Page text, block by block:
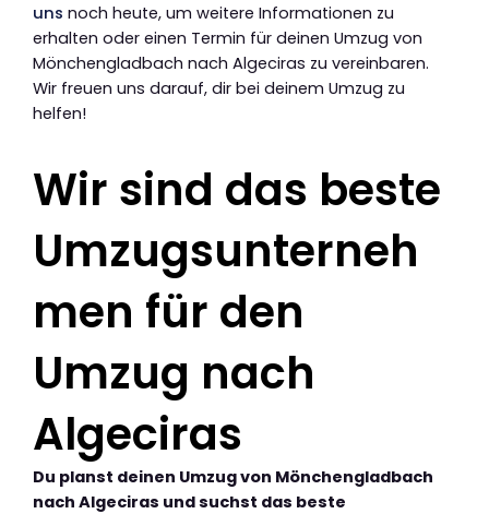
uns noch heute, um weitere Informationen zu
erhalten oder einen Termin für deinen Umzug von
Mönchengladbach nach Algeciras zu vereinbaren.
Wir freuen uns darauf, dir bei deinem Umzug zu
helfen!
Wir sind das beste
Umzugsunterneh
men für den
Umzug nach
Algeciras
Du planst deinen Umzug von Mönchengladbach
nach Algeciras und suchst das beste